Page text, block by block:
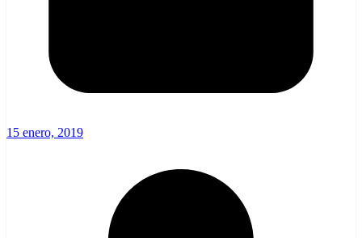
15 enero, 2019